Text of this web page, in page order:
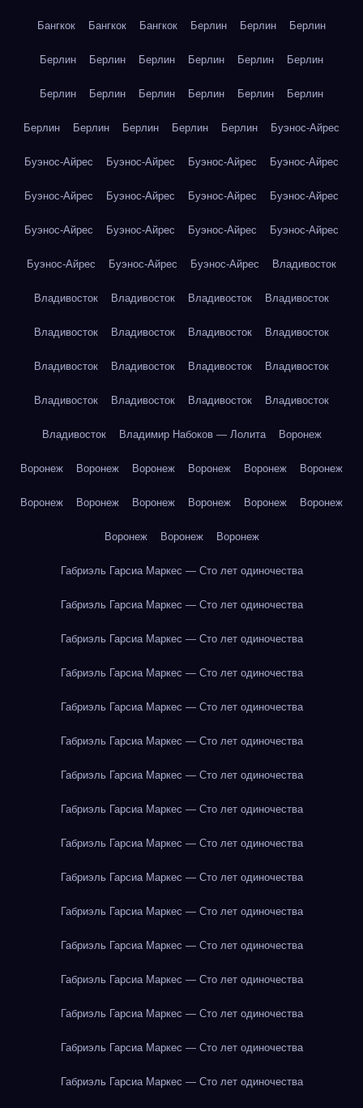
Бангкок Бангкок Бангкок Берлин Берлин Берлин
Берлин Берлин Берлин Берлин Берлин Берлин
Берлин Берлин Берлин Берлин Берлин Берлин
Берлин Берлин Берлин Берлин Берлин Буэнос-Айрес
Буэнос-Айрес Буэнос-Айрес Буэнос-Айрес Буэнос-Айрес
Буэнос-Айрес Буэнос-Айрес Буэнос-Айрес Буэнос-Айрес
Буэнос-Айрес Буэнос-Айрес Буэнос-Айрес Буэнос-Айрес
Буэнос-Айрес Буэнос-Айрес Буэнос-Айрес Владивосток
Владивосток Владивосток Владивосток Владивосток
Владивосток Владивосток Владивосток Владивосток
Владивосток Владивосток Владивосток Владивосток
Владивосток Владивосток Владивосток Владивосток
Владивосток Владимир Набоков — Лолита Воронеж
Воронеж Воронеж Воронеж Воронеж Воронеж Воронеж
Воронеж Воронеж Воронеж Воронеж Воронеж Воронеж
Воронеж Воронеж Воронеж
Габриэль Гарсиа Маркес — Сто лет одиночества
Габриэль Гарсиа Маркес — Сто лет одиночества
Габриэль Гарсиа Маркес — Сто лет одиночества
Габриэль Гарсиа Маркес — Сто лет одиночества
Габриэль Гарсиа Маркес — Сто лет одиночества
Габриэль Гарсиа Маркес — Сто лет одиночества
Габриэль Гарсиа Маркес — Сто лет одиночества
Габриэль Гарсиа Маркес — Сто лет одиночества
Габриэль Гарсиа Маркес — Сто лет одиночества
Габриэль Гарсиа Маркес — Сто лет одиночества
Габриэль Гарсиа Маркес — Сто лет одиночества
Габриэль Гарсиа Маркес — Сто лет одиночества
Габриэль Гарсиа Маркес — Сто лет одиночества
Габриэль Гарсиа Маркес — Сто лет одиночества
Габриэль Гарсиа Маркес — Сто лет одиночества
Габриэль Гарсиа Маркес — Сто лет одиночества